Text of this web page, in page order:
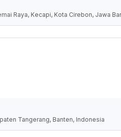
Raya, Kecapi, Kota Cirebon, Jawa
Tangerang, Banten, Indonesia